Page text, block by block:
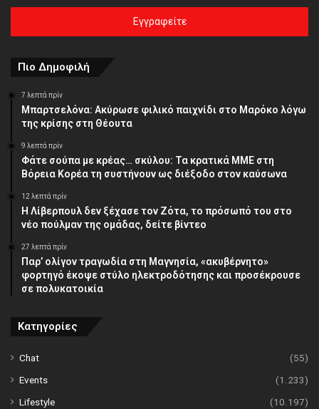
ηλεκτρονική
διεύθυνση
Πιο Δημοφιλή
7 λεπτά πρίν
Μπαρτσελόνα: Ακύρωσε φιλικό παιχνίδι στο Μαρόκο λόγω
της κρίσης στη Θέουτα
9 λεπτά πρίν
Φάτε σούπα με κρέας… σκύλου: Τα κρατικά ΜΜΕ στη
Βόρεια Κορέα τη συστήνουν ως διέξοδο στον καύσωνα
12 λεπτά πρίν
Η Λίβερπουλ δεν ξέχασε τον Ζότα, το πρόσωπό του στο
νέο πούλμαν της ομάδας, δείτε βίντεο
27 λεπτά πρίν
Παρ’ ολίγον τραγωδία στη Μαγνησία, «ακυβέρνητο»
φορτηγό έκοψε στύλο ηλεκτροδότησης και προσέκρουσε
σε πολυκατοικία
Κατηγορίες
Chat
(55)
Events
(1.233)
Lifestyle
(10.197)